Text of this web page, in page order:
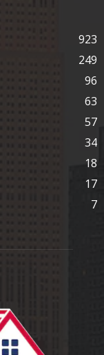
923
249
96
63
57
34
18
17
7